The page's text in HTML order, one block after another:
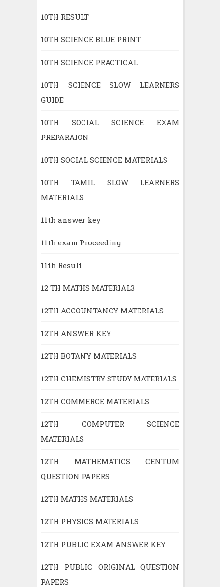
10TH RESULT
10TH SCIENCE BLUE PRINT
10TH SCIENCE PRACTICAL
10TH SCIENCE SLOW LEARNERS
GUIDE
10TH SOCIAL SCIENCE EXAM
PREPARAION
10TH SOCIAL SCIENCE MATERIALS
10TH TAMIL SLOW LEARNERS
MATERIALS
11th answer key
11th exam Proceeding
11th Result
12 TH MATHS MATERIAL3
12TH ACCOUNTANCY MATERIALS
12TH ANSWER KEY
12TH BOTANY MATERIALS
12TH CHEMISTRY STUDY MATERIALS
12TH COMMERCE MATERIALS
12TH COMPUTER SCIENCE
MATERIALS
12TH MATHEMATICS CENTUM
QUESTION PAPERS
12TH MATHS MATERIALS
12TH PHYSICS MATERIALS
12TH PUBLIC EXAM ANSWER KEY
12TH PUBLIC ORIGINAL QUESTION
PAPERS